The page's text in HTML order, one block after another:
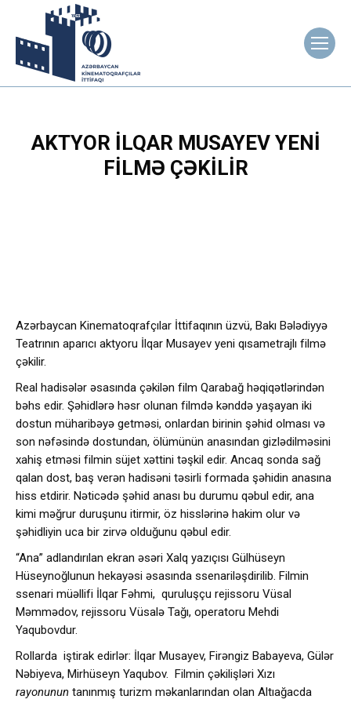
AKTYOR İLQAR MUSAYEV YENI
FILMƏ ÇƏKILIR
Azərbaycan Kinematoqrafçılar İttifaqının üzvü, Bakı Bələdiyyə
Teatrının aparıcı aktyoru İlqar Musayev yeni qısametrajlı filmə
çəkilir.
Real hadisələr əsasında çəkilən film Qarabağ həqiqətlərindən
bəhs edir. Şəhidlərə həsr olunan filmdə kənddə yaşayan iki
dostun müharibəyə getməsi, onlardan birinin şəhid olması və
son nəfəsində dostundan, ölümünün anasından gizlədilməsini
xahiş etməsi filmin süjet xəttini təşkil edir. Ancaq sonda sağ
qalan dost, baş verən hadisəni təsirli formada şəhidin anasına
hiss etdirir. Nəticədə şəhid anası bu durumu qəbul edir, ana
kimi məğrur duruşunu itirmir, öz hisslərinə hakim olur və
şəhidliyin uca bir zirvə olduğunu qəbul edir.
“Ana” adlandırılan ekran əsəri Xalq yazıçısı Gülhüseyn
Hüseynoğlunun hekayəsi əsasında ssenariləşdirilib. Filmin
ssenari müəllifi İlqar Fəhmi, quruluşçu rejissoru Vüsal
Məmmədov, rejissoru Vüsalə Tağı, operatoru Mehdi
Yaqubovdur.
Rollarda iştirak edirlər: İlqar Musayev, Firəngiz Babayeva, Gülər
Nəbiyeva, Mirhüseyn Yaqubov. Filmin çəkilişləri Xızı
rayonunun tanınmış turizm məkanlarından olan Altıağacda